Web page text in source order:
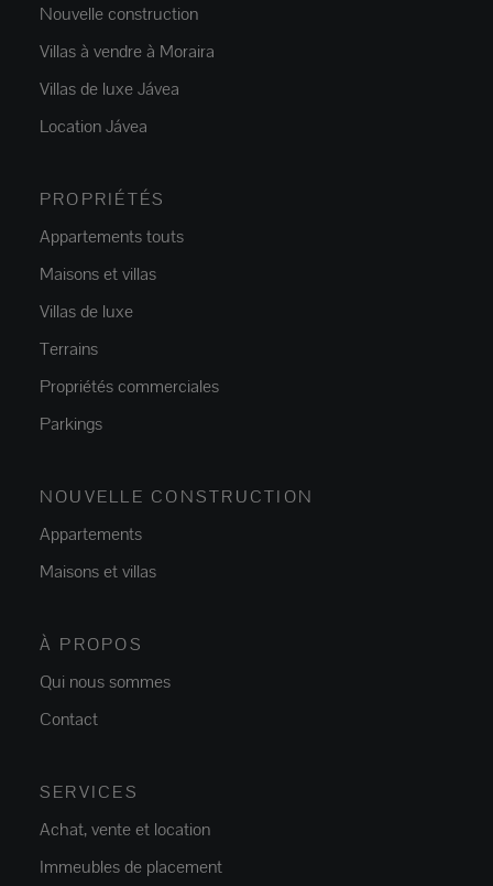
Nouvelle construction
Villas à vendre à Moraira
Villas de luxe Jávea
Location Jávea
PROPRIÉTÉS
Appartements touts
Maisons et villas
Villas de luxe
Terrains
Propriétés commerciales
Parkings
NOUVELLE CONSTRUCTION
Appartements
Maisons et villas
À PROPOS
Qui nous sommes
Contact
SERVICES
Achat, vente et location
Immeubles de placement